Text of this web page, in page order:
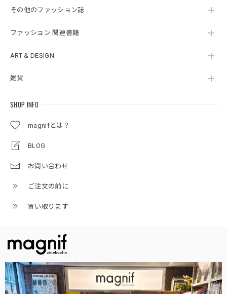
その他のファッション誌
ファッション 関連書籍
ART & DESIGN
雑貨
SHOP INFO
magnifとは？
BLOG
お問い合わせ
ご注文の前に
買い取ります